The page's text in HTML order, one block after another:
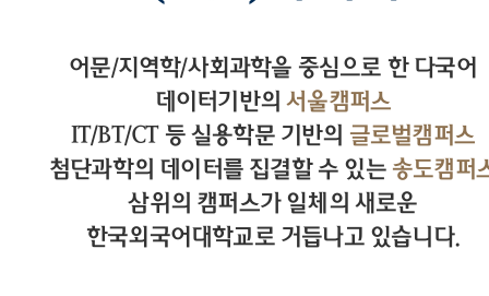
어문/지역학/사회과학을 중심으로 한 다국어
데이터기반의서울캠퍼스
IT/BT/CT 등 실용학문 기반의 글로벌캠퍼스
첨단과학의 데이터를 집결할 수 있는 송도캠퍼
삼위의 캠퍼스가 일체의 새로운
한국외국어대학교로 거듭나고 있습니다.